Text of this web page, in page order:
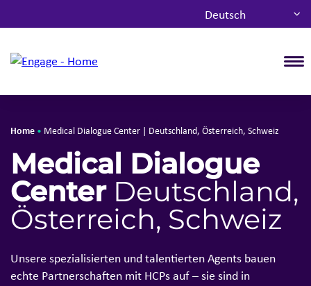
Deutsch
Home • Medical Dialogue Center | Deutschland, Österreich, Schweiz
Medical Dialogue
CenterDeutschland,
Österreich, Schweiz
Unsere spezialisierten und talentierten Agents bauen
echte Partnerschaften mit HCPs auf – sie sind in